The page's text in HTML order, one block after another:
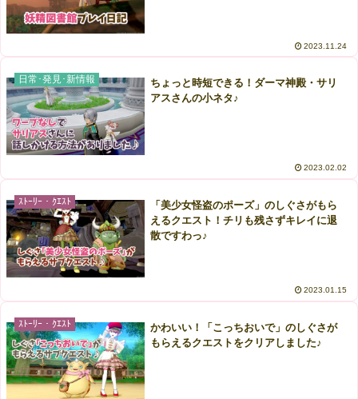
2023.11.24
日常･発見･新情報
ちょっと時短できる！ダーマ神殿・サリ
アスさんの小ネタ♪
2023.02.02
ｽﾄｰﾘｰ・ｸｴｽﾄ
「美少女怪盗のポーズ」のしぐさがもら
えるクエスト！チリも残さずキレイに退
散ですわっ♪
2023.01.15
ｽﾄｰﾘｰ・ｸｴｽﾄ
かわいい！「こっちおいで」のしぐさが
もらえるクエストをクリアしました♪